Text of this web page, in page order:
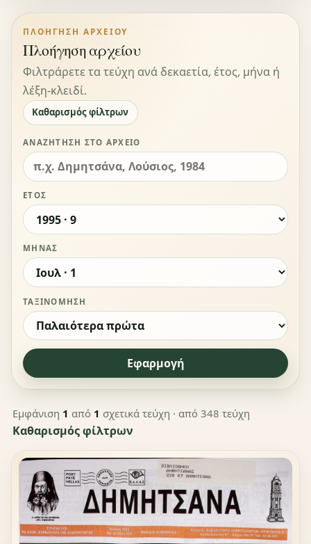
ΠΛΟΉΓΗΣΗ ΑΡΧΕΊΟΥ
Πλοήγηση αρχείου
Φιλτράρετε τα τεύχη ανά δεκαετία, έτος, μήνα ή
λέξη-κλειδί.
Καθαρισμός φίλτρων
ΑΝΑΖΉΤΗΣΗ ΣΤΟ ΑΡΧΕΊΟ
ΈΤΟΣ
ΜΉΝΑΣ
ΤΑΞΙΝΌΜΗΣΗ
Εφαρμογή
Εμφάνιση 1 από 1 σχετικά τεύχη · από 348 τεύχη
Καθαρισμός φίλτρων